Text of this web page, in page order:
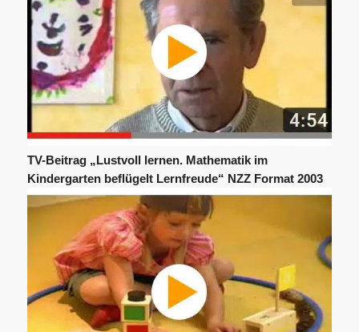
TV-Beitrag „Lustvoll lernen. Mathematik im
Kindergarten beflügelt Lernfreude“ NZZ Format 2003